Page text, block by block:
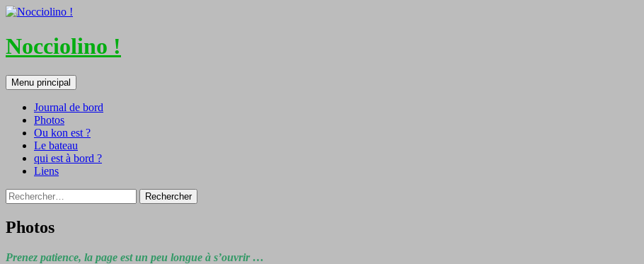
Nocciolino !
Recherche
Menu principal
Aller
au
contenu
Journal de bord
Photos
Ou kon est ?
Le bateau
qui est à bord ?
Liens
Rechercher :
Photos
Prenez patience, la page est un peu longue à s’ouvrir …